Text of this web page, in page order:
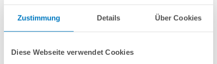
Zustimmung Details Über Cookies
Diese Webseite verwendet Cookies
Erfahrungsgemäß ist das am leichtesten mittels Bohrer,
Stichsäge o.ä. zu bewerkstelligen. Dabei sollte der Abstand von
der Oberkante der Skimmeröffnung zur Oberkante der Stahlwand
oder bauseitig erfolgt, muss die bearbeitete Stelle versiegelt